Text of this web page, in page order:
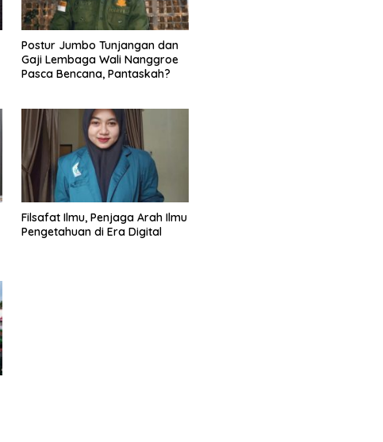
Postur Jumbo Tunjangan dan
Gaji Lembaga Wali Nanggroe
Pasca Bencana, Pantaskah?
Filsafat Ilmu, Penjaga Arah Ilmu
Pengetahuan di Era Digital